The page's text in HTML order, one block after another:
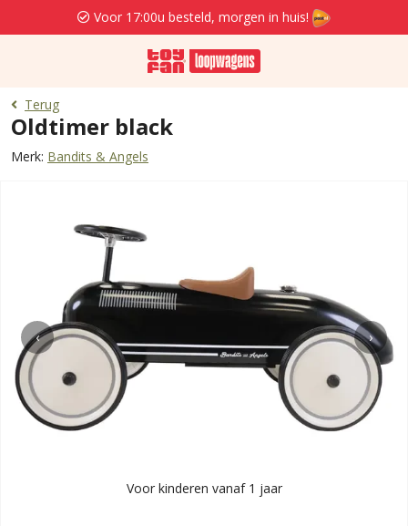
Voor 17:00u besteld, morgen in huis!
Terug
Oldtimer black
Merk: Bandits & Angels
‹ ›
Voor kinderen vanaf 1 jaar